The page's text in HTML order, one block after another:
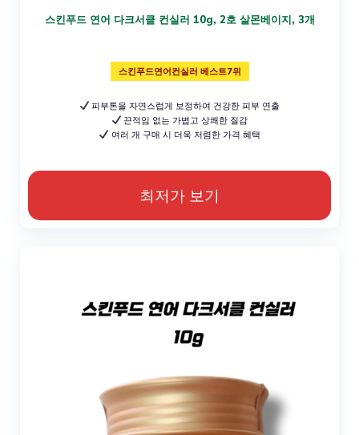
스킨푸드 연어 다크서클 컨실러 10g, 2호 살몬베이지, 3개
스킨푸드연어컨실러 베스트7위
피부톤을 자연스럽게 보정하여 건강한 피부 연출
끈적임 없는 가볍고 상쾌한 질감
여러 개 구매 시 더욱 저렴한 가격 혜택
최저가 보기